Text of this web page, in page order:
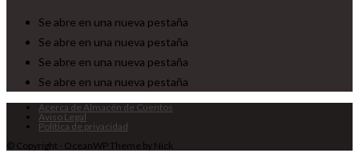
Se abre en una nueva pestaña
Se abre en una nueva pestaña
Se abre en una nueva pestaña
Se abre en una nueva pestaña
Acerca de Almacén de Cuentos
Aviso Legal
Política de privacidad
© Copyright - OceanWP Theme by Nick